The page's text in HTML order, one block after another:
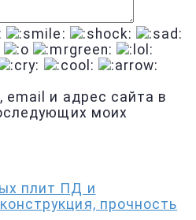
email и адрес сайта в
моих
плит ПД и
прочность